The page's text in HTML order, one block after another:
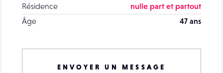
Résidence
nulle part et partout
Âge
47 ans
ENVOYER UN MESSAGE